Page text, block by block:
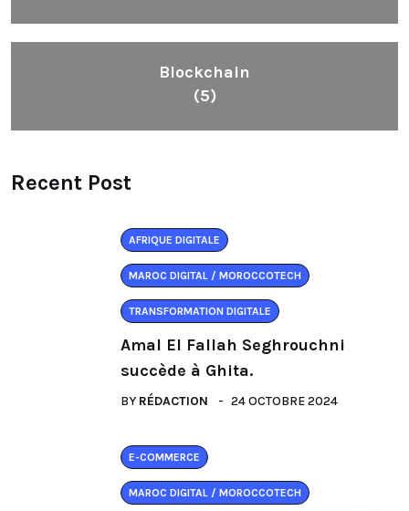
Blockchain
(5)
Recent Post
AFRIQUE DIGITALE
MAROC DIGITAL / MOROCCOTECH
TRANSFORMATION DIGITALE
Amal El Fallah Seghrouchni
succède à Ghita.
BY RÉDACTION 24 OCTOBRE 2024
E-COMMERCE
MAROC DIGITAL / MOROCCOTECH